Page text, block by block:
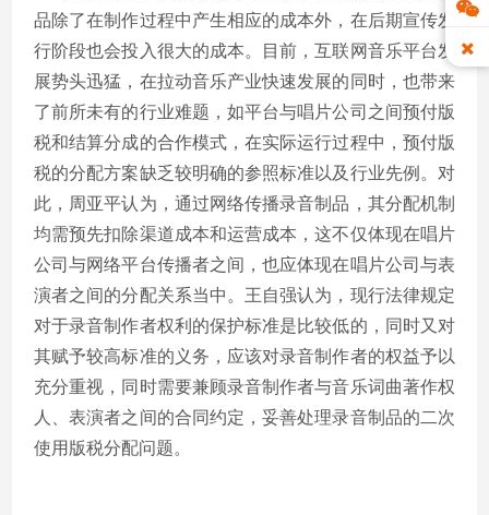
品除了在制作过程中产生相应的成本外，在后期宣传发
行阶段也会投入很大的成本。目前，互联网音乐平台发
展势头迅猛，在拉动音乐产业快速发展的同时，也带来
了前所未有的行业难题，如平台与唱片公司之间预付版
税和结算分成的合作模式，在实际运行过程中，预付版
税的分配方案缺乏较明确的参照标准以及行业先例。对
此，周亚平认为，通过网络传播录音制品，其分配机制
均需预先扣除渠道成本和运营成本，这不仅体现在唱片
公司与网络平台传播者之间，也应体现在唱片公司与表
演者之间的分配关系当中。王自强认为，现行法律规定
对于录音制作者权利的保护标准是比较低的，同时又对
其赋予较高标准的义务，应该对录音制作者的权益予以
充分重视，同时需要兼顾录音制作者与音乐词曲著作权
人、表演者之间的合同约定，妥善处理录音制品的二次
使用版税分配问题。